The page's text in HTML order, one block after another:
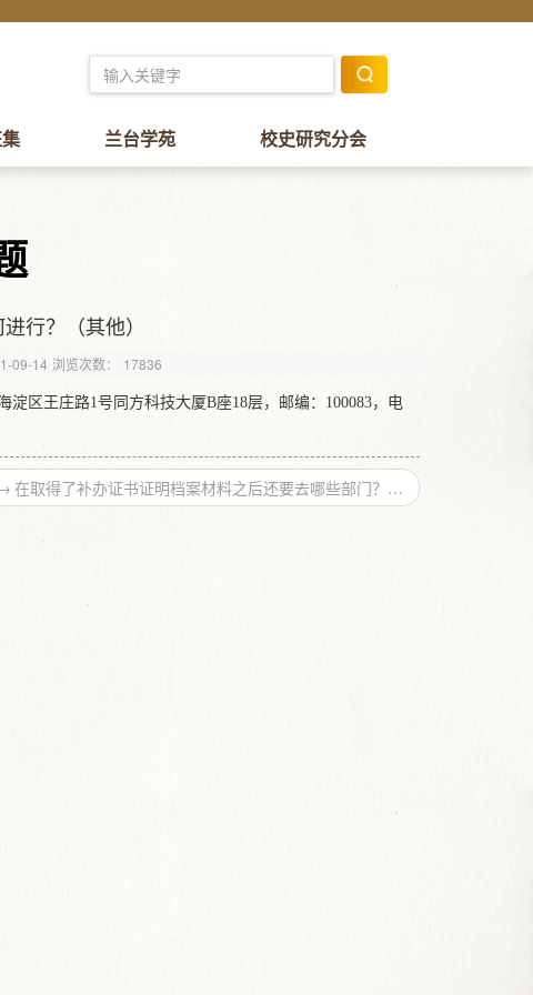
兰台学苑 校史研究分会
行？（其他）
09-14 浏览次数： 17836
区王庄路1号同方科技大厦B座18层，邮编：100083，电
在取得了补办证书证明档案材料之后还要去哪些部门？这些部门的受理时间？（保管利用）